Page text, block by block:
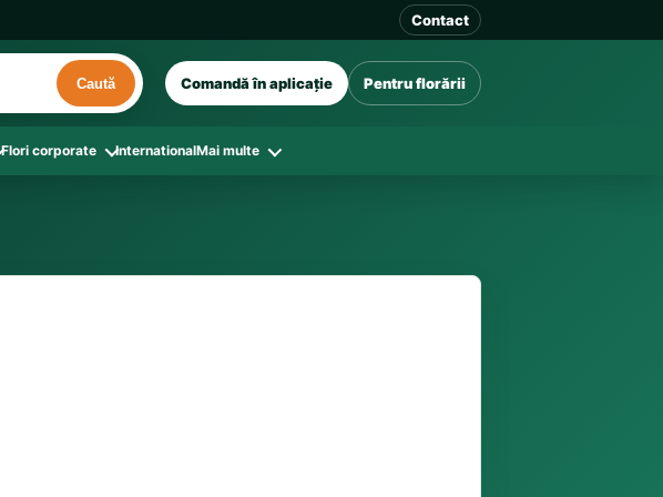
Contact
Caută Comandă în aplicație Pentru florării
Flori corporate InternationalMai multe